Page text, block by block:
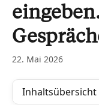
22. Mai 2026
Inhaltsübersicht